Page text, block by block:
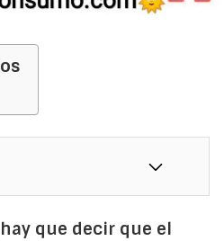
que decir que el